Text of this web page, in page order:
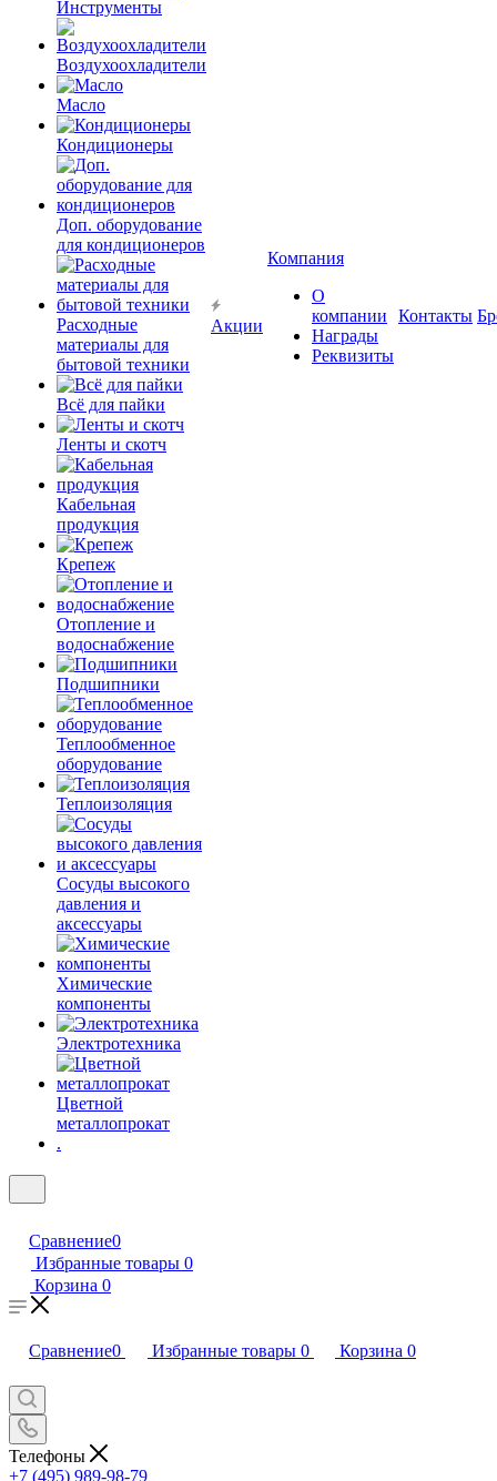
Инструменты
Воздухоохладители
Масло
Кондиционеры
Доп. оборудование
для кондиционеров
Расходные
материалы для
бытовой техники
Всё для пайки
Ленты и скотч
Кабельная
продукция
Крепеж
Отопление и
водоснабжение
Подшипники
Теплообменное
оборудование
Теплоизоляция
Сосуды высокого
давления и
аксессуары
Химические
компоненты
Электротехника
Цветной
металлопрокат
.
Акции
Компания
О
компании
Награды
Реквизиты
Контакты
Сравнение0
Избранные товары 0
Корзина 0
Сравнение0 Избранные товары 0 Корзина 0
Телефоны
+7 (495) 989-98-79